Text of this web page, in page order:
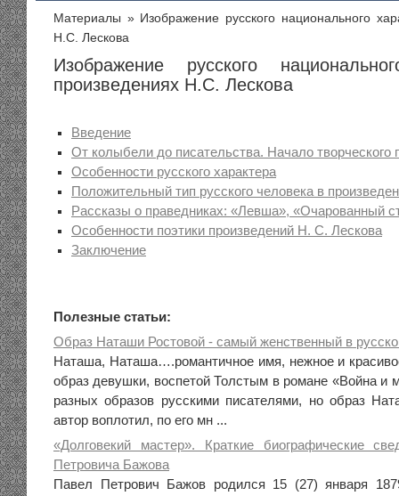
Материалы » Изображение русского национального
Н.С. Лескова
Изображение русского
произведениях Н.С. Лескова
Введение
От колыбели до писательства. Начало творческого
Особенности русского характера
Положительный тип русского человека в
Рассказы о праведниках: «Левша», «Очарованный
Особенности поэтики произведений Н. С. Лескова
Заключение
Полезные статьи:
Образ Наташи Ростовой - самый женственный в
Наташа, Наташа….романтичное имя, нежное и
образ девушки, воспетой Толстым в романе «Война и
разных образов русскими писателями, но образ
автор воплотил, по его мн ...
«Долговекий мастер». Краткие биографические
Петровича Бажова
Павел Петрович Бажов родился 15 (27) января